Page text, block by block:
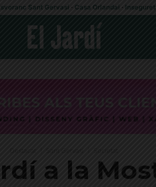
Sant Gervasi · Casa Orlandai ·
Destacat
a la